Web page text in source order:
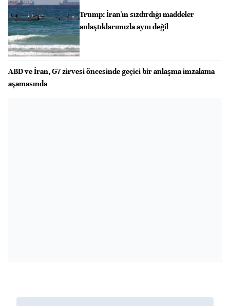
Trump: İran'ın sızdırdığı maddeler
anlaştıklarımızla aynı değil
ABD ve İran, G7 zirvesi öncesinde geçici bir anlaşma imzalama
aşamasında